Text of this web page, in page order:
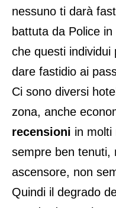
nessuno ti darà
battuta da Police
che questi
dare fastidio ai
Ci sono diversi
zona, anche
recensioni in molti
sempre ben tenuti,
ascensore, non
Quindi il degrado